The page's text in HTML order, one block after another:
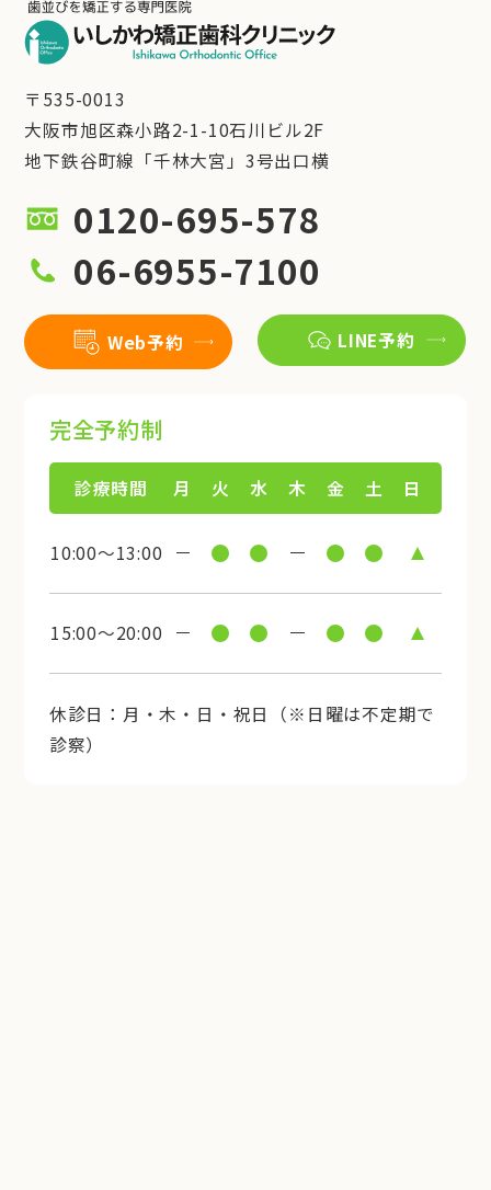
〒535-0013
大阪市旭区森小路2-1-10石川ビル2F
地下鉄谷町線「千林大宮」3号出口横
0120-695-578
06-6955-7100
Web予約 LINE予約
完全予約制
診療時間 月 火 水 木 金 土 日
10:00～13:00
15:00～20:00
休診日：月・木・日・祝日（※日曜は不定期で
診察）